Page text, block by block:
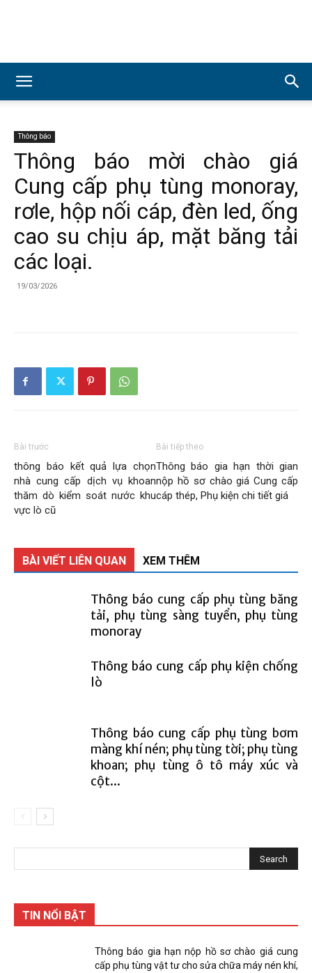
Công
Vinacomin
Thông báo
Thông báo mời chào giá
Cung cấp phụ tùng monoray,
rơle, hộp nối cáp, đèn led, ống
cao su chịu áp, mặt băng tải
các loại.
19/03/2026
Bài trước
thông báo kết quả lựa chọn
nhà cung cấp dịch vụ khoan
thăm dò kiểm soát nước khu
vực lò cũ
Bài tiếp theo
Thông báo gia hạn thời gian
nộp hồ sơ chào giá Cung cấp
cáp thép, Phụ kiện chi tiết giá
BÀI VIẾT LIÊN QUAN XEM THÊM
Thông báo cung cấp phụ tùng băng
tải, phụ tùng sàng tuyển, phụ tùng
monoray
Thông báo cung cấp phụ kiện chống
lò
Thông báo cung cấp phụ tùng bơm
màng khí nén; phụ tùng tời; phụ tùng
khoan; phụ tùng ô tô máy xúc và
cột...
TIN NỔI BẬT
Thông báo gia hạn nộp hồ sơ chào giá cung
cấp phụ tùng vật tư cho sửa chữa máy nén khí,